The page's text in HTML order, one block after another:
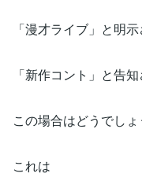
「漫才ライブ」と明
「新作コント」と告
この場合はどうでしょ
これは